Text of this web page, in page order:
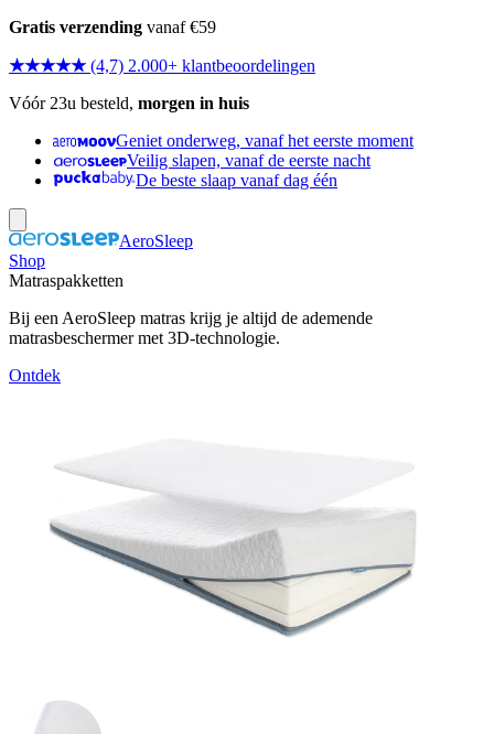
Gratis verzending vanaf €59
★★★★★ (4,7) 2.000+ klantbeoordelingen
Vóór 23u besteld, morgen in huis
Geniet onderweg, vanaf het eerste moment
Veilig slapen, vanaf de eerste nacht
De beste slaap vanaf dag één
AeroSleep
Shop
Matraspakketten
Bij een AeroSleep matras krijg je altijd de ademende
matrasbeschermer met 3D-technologie.
Ontdek